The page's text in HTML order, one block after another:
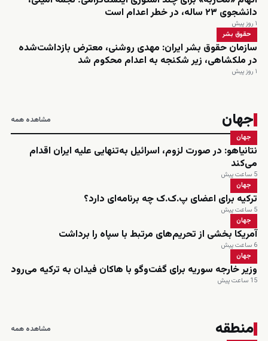
دانشجوی ۲۳ ساله، در خطر اعدام است
۱ روز پیش
حقوق بشر
سازمان حقوق بشر ایران: مهدی روشنی، معترض بازداشت‌شده
در ملکشاهی، زیر شکنجه به اعدام محکوم شد
۱ روز پیش
جهان مشاهده همه
جهان
نتانیاهو: در صورت لزوم، اسرائیل به‌تنهایی علیه ایران اقدام
می‌کند
5 ساعت پیش
جهان
ترکیه برای اعضای پ.ک.ک چه برنامه‌ای دارد؟
5 ساعت پیش
جهان
آمریکا بخشی از تحریم‌های مرتبط با سپاه را برداشت
6 ساعت پیش
جهان
وزیر خارجه سوریه برای گفت‌وگو با هاکان فیدان به ترکیه می‌رود
15 ساعت پیش
منطقه مشاهده همه